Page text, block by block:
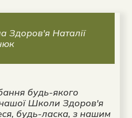
Здоров'я Наталії
будь-якого
Школи Здоров'я